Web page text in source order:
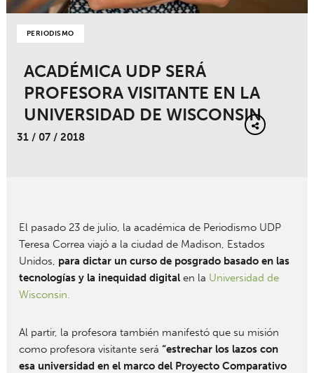
PERIODISMO
ACADÉMICA UDP SERÁ
PROFESORA VISITANTE EN LA
UNIVERSIDAD DE WISCONSIN
31 / 07 / 2018
El pasado 23 de julio, la académica de Periodismo UDP
Teresa Correa viajó a la ciudad de Madison, Estados
Unidos, para dictar un curso de posgrado basado en las
tecnologías y la inequidad digitalen la Universidad de
Wisconsin.
Al partir, la profesora también manifestó que su misión
como profesora visitante será “estrechar los lazos con
esa universidad en el marco del Proyecto Comparativo